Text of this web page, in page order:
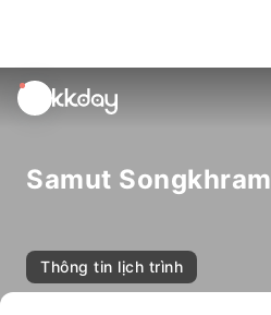
unread
notifications
Samut Songkhram
Thông tin lịch trình